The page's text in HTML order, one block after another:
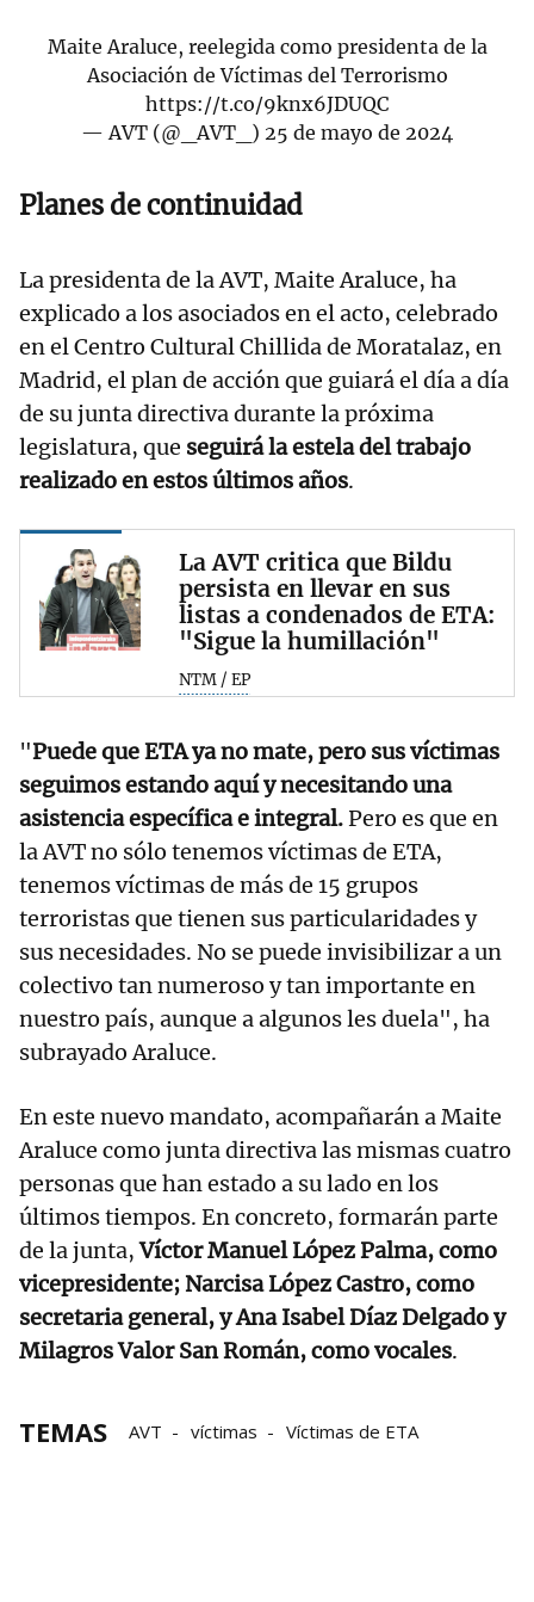
Maite Araluce, reelegida como presidenta de la
Asociación de Víctimas del Terrorismo
https://t.co/9knx6JDUQC
— AVT (@_AVT_) 25 de mayo de 2024
Planes de continuidad
La presidenta de la AVT, Maite Araluce, ha
explicado a los asociados en el acto, celebrado
en el Centro Cultural Chillida de Moratalaz, en
Madrid, el plan de acción que guiará el día a día
de su junta directiva durante la próxima
legislatura, que seguirá la estela del trabajo
realizado en estos últimos años.
La AVT critica que Bildu
persista en llevar en sus
listas a condenados de ETA:
"Sigue la humillación"
NTM / EP
"Puede que ETA ya no mate, pero sus víctimas
seguimos estando aquí y necesitando una
asistencia específica e integral.Pero es que en
la AVT no sólo tenemos víctimas de ETA,
tenemos víctimas de más de 15 grupos
terroristas que tienen sus particularidades y
sus necesidades. No se puede invisibilizar a un
colectivo tan numeroso y tan importante en
nuestro país, aunque a algunos les duela", ha
subrayado Araluce.
En este nuevo mandato, acompañarán a Maite
Araluce como junta directiva las mismas cuatro
personas que han estado a su lado en los
últimos tiempos. En concreto, formarán parte
de la junta,Víctor Manuel López Palma, como
vicepresidente; Narcisa López Castro, como
secretaria general, y Ana Isabel Díaz Delgado y
Milagros Valor San Román, como vocales.
TEMAS AVT víctimas Víctimas de ETA